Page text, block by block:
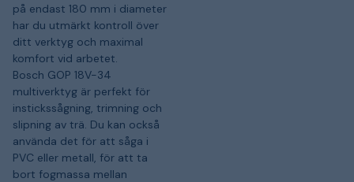
på endast 180 mm i diameter
har du utmärkt kontroll över
ditt verktyg och maximal
komfort vid arbetet.
Bosch GOP 18V-34
multiverktyg är perfekt för
instickssågning, trimning och
slipning av trä. Du kan också
använda det för att såga i
PVC eller metall, för att ta
bort fogmassa mellan